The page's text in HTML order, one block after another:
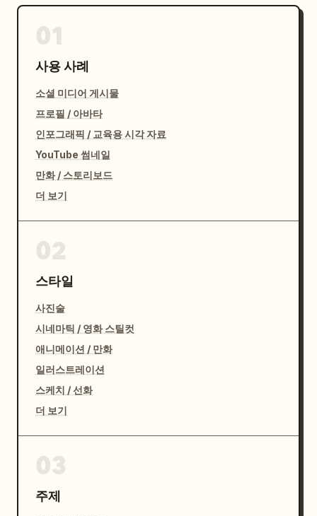
사용 사례
소셜 미디어 게시물
프로필 / 아바타
인포그래픽 / 교육용 시각 자료
YouTube 썸네일
만화 / 스토리보드
더 보기
스타일
사진술
시네마틱 / 영화 스틸컷
애니메이션 / 만화
일러스트레이션
스케치 / 선화
더 보기
주제